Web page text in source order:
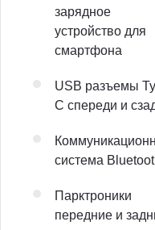
зарядное
устройство для
смартфона
USB разъемы
C спереди и
система
Парктроники
передние и